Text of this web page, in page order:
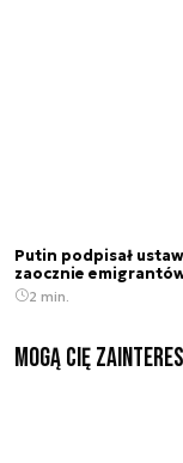
Putin podpisał
zaocznie
2 min.
Mogą Cię